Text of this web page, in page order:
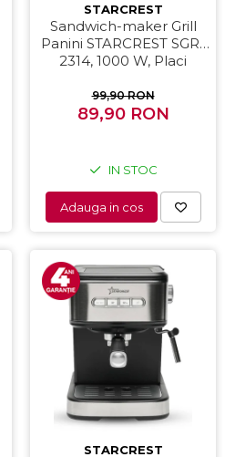
STARCREST
Sandwich-maker Grill
Panini STARCREST SGR-
2314, 1000 W, Placi
Deschidere 180°,
Suprafata de gatire 23 x
99,90 RON
89,90 RON
IN STOC
Adauga in cos
STARCREST